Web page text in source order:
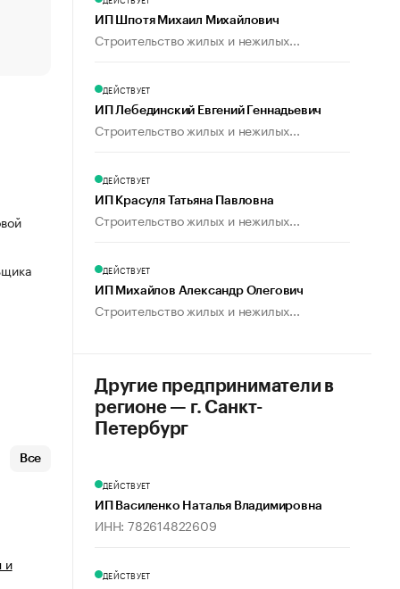
Что обвинения против Павла Дурова значат для
пользователей
Все
и
ИП Шпотя Михаил Михайлович
Строительство жилых и нежилых...
ДЕЙСТВУЕТ
ИП Лебединский Евгений Геннадьевич
Строительство жилых и нежилых...
ДЕЙСТВУЕТ
ИП Красуля Татьяна Павловна
Строительство жилых и нежилых...
ДЕЙСТВУЕТ
ИП Михайлов Александр Олегович
Строительство жилых и нежилых...
Другие предприниматели в
регионе — г. Санкт-
Петербург
ДЕЙСТВУЕТ
ИП Василенко Наталья Владимировна
ИНН: 782614822609
ДЕЙСТВУЕТ